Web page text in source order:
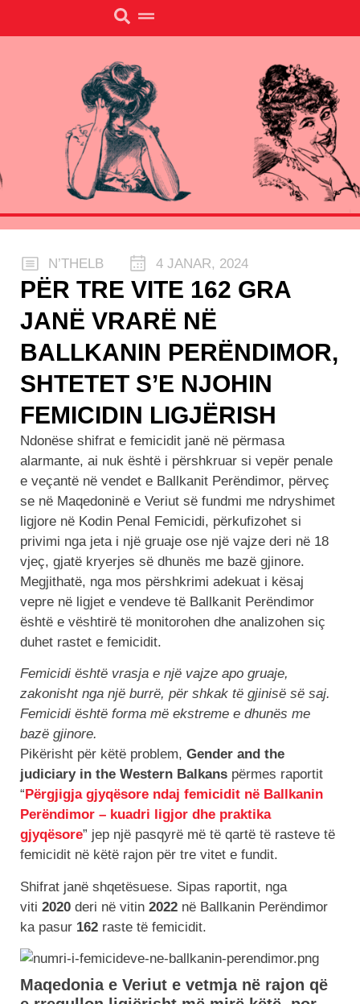
N’THELB 4 JANAR, 2024
PËR TRE VITE 162 GRA
JANË VRARË NË
BALLKANIN PERËNDIMOR,
SHTETET S’E NJOHIN
FEMICIDIN LIGJËRISH
Ndonëse shifrat e femicidit janë në përmasa
alarmante, ai nuk është i përshkruar si vepër penale
e veçantë në vendet e Ballkanit Perëndimor, përveç
se në Maqedoninë e Veriut së fundmi me ndryshimet
ligjore në Kodin Penal Femicidi, përkufizohet si
privimi nga jeta i një gruaje ose një vajze deri në 18
vjeç, gjatë kryerjes së dhunës me bazë gjinore.
Megjithatë, nga mos përshkrimi adekuat i kësaj
vepre në ligjet e vendeve të Ballkanit Perëndimor
është e vështirë të monitorohen dhe analizohen siç
duhet rastet e femicidit.
Femicidi është vrasja e një vajze apo gruaje,
zakonisht nga një burrë, për shkak të gjinisë së saj.
Femicidi është forma më ekstreme e dhunës me
bazë gjinore.
Pikërisht për këtë problem, Gender and the
judiciary in the Western Balkans përmes raportit
“ Përgjigja gjyqësore ndaj femicidit në Ballkanin
Perëndimor – kuadri ligjor dhe praktika
gjyqësore” jep një pasqyrë më të qartë të rasteve të
femicidit në këtë rajon për tre vitet e fundit.
Shifrat janë shqetësuese. Sipas raportit, nga
viti 2020 deri në vitin 2022 në Ballkanin Perëndimor
ka pasur 162 raste të femicidit.
Maqedonia e Veriut e vetmja në rajon që